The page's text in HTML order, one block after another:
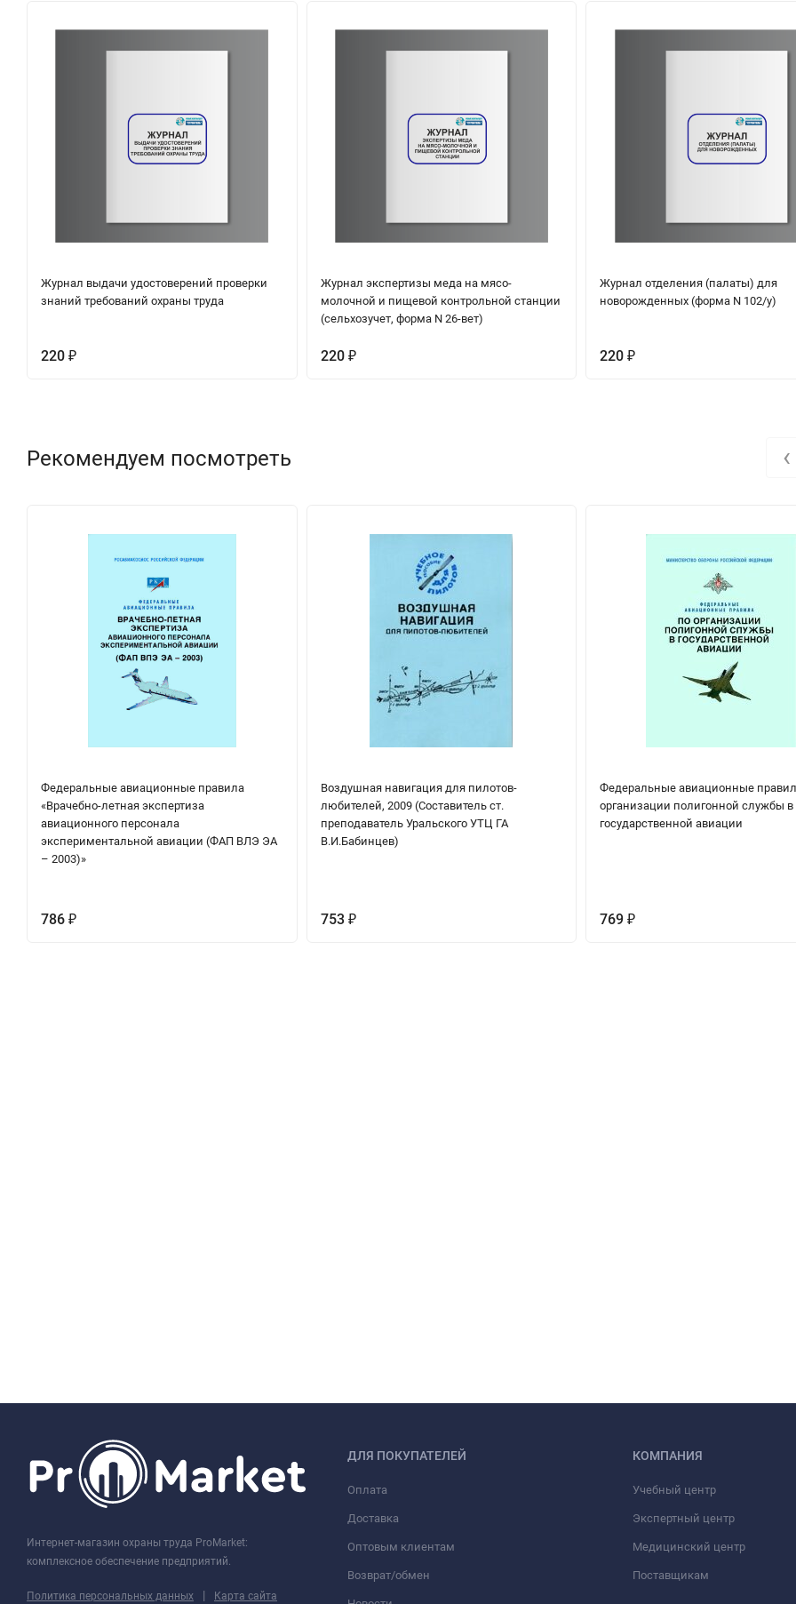
Журнал выдачи удостоверений проверки
знаний требований охраны труда
220 ₽
Журнал экспертизы меда на мясо-
молочной и пищевой контрольной станции
(сельхозучет, форма N 26-вет)
220 ₽
Журнал отделения (палаты) для
новорожденных (форма N 102/у)
220₽
Рекомендуем посмотреть
Федеральные авиационные правила
«Врачебно-летная экспертиза
авиационного персонала
экспериментальной авиации (ФАП ВЛЭ ЭА
– 2003)»
786 ₽
Воздушная навигация для пилотов-
любителей, 2009 (Составитель ст.
преподаватель Уральского УТЦ ГА
В.И.Бабинцев)
753 ₽
Федеральные авиационные
организации полигонной службы в
государственной авиации
769₽
‹
Интернет-магазин охраны труда ProMarket:
комплексное обеспечение предприятий.
Политика персональных данных | Карта сайта
ДЛЯ ПОКУПАТЕЛЕЙ
Оплата
Доставка
Оптовым клиентам
Возврат/обмен
КОМПАНИЯ
Учебный центр
Экспертный центр
Медицинский центр
Поставщикам